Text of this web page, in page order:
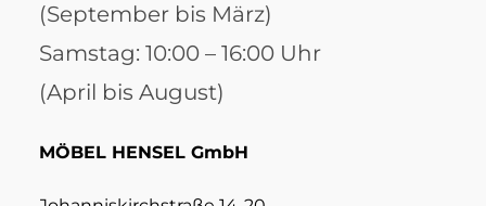
(September bis März)
Samstag: 10:00 – 16:00 Uhr
(April bis August)
MÖBEL HENSEL GmbH